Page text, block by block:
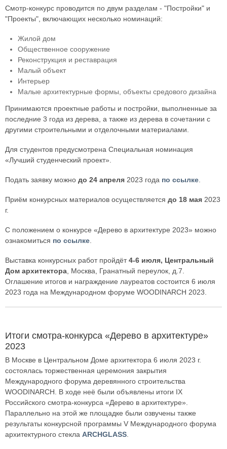
Смотр-конкурс проводится по двум разделам - "Постройки" и
"Проекты", включающих несколько номинаций:
Жилой дом
Общественное сооружение
Реконструкция и реставрация
Малый объект
Интерьер
Малые архитектурные формы, объекты средового дизайна
Принимаются проектные работы и постройки, выполненные за
последние 3 года из дерева, а также из дерева в сочетании с
другими строительными и отделочными материалами.
Для студентов предусмотрена Специальная номинация
«Лучший студенческий проект».
Подать заявку можно до 24 апреля 2023 года по ссылке
Приём конкурсных материалов осуществляется до 18 мая 2023
г.
С положением о конкурсе «Дерево в архитектуре 2023» можно
ознакомиться по ссылке
Выставка конкурсных работ пройдёт4-6 июля, Центральный
Дом архитектора , Москва, Гранатный переулок, д.7.
Оглашение итогов и награждение лауреатов состоится 6 июля
2023 года на Международном форуме WOODINARCH 2023.
Итоги смотра-конкурса «Дерево в архитектуре»
2023
В Москве в Центральном Доме архитектора 6 июля 2023 г.
состоялась торжественная церемония закрытия
Международного форума деревянного строительства
WOODINARCH. В ходе неё были объявлены итоги IX
Российского смотра-конкурса «Дерево в архитектуре».
Параллельно на этой же площадке были озвучены также
результаты конкурсной программы V Международного форума
архитектурного стекла ARCHGLASS